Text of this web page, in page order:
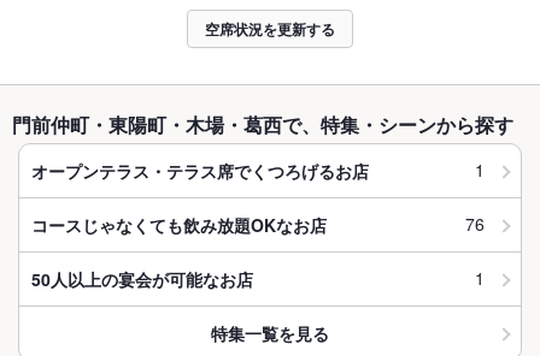
空席状況を更新する
門前仲町・東陽町・木場・葛西で、特集・シーンから探す
オープンテラス・テラス席でくつろげるお店 1
コースじゃなくても飲み放題OKなお店 76
50人以上の宴会が可能なお店 1
特集一覧を見る